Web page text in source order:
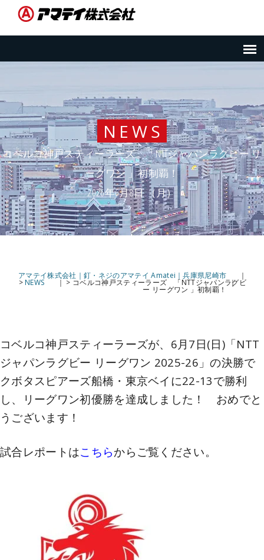
NEWS
コベルコ神戸スティーラーズ 「NTTジャパンラグビー リ
ーグワン 」初制覇！
2026年6月8日 （月）
アマテイ株式会社｜釘・ネジのアマテイ Amatei｜兵庫県尼崎市
> NEWS >コベルコ神戸スティーラーズ 「NTTジャパンラグビ
ー リーグワン 」初制覇！
コベルコ神戸スティーラーズが、6月7日(日)「NTT
ジャパンラグビー リーグワン 2025-26」の決勝で
クボタスピアーズ船橋・東京ベイに22-13で勝利
し、リーグワン初優勝を達成しました！ おめでと
うございます！
試合レポートはこちらからご覧ください。